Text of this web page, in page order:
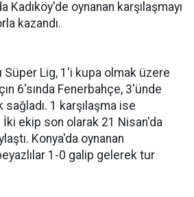
Kadıköy'de oynanan karşılaşmayı
kazandı.
Süper Lig, 1'i kupa olmak üzere
6'sında Fenerbahçe, 3'ünde
1 karşılaşma ise
ekip son olarak 21 Nisan'da
Konya'da oynanan
1-0 galip gelerek tur